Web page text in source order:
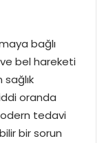
bağlı
bel hareketi
oranda
tedavi
bir sorun